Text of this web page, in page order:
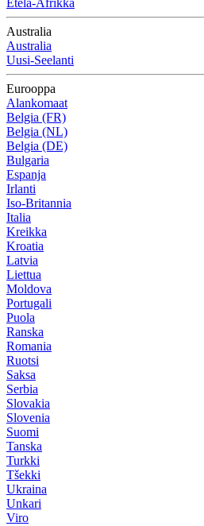
Etelä-Afrikka
Australia
Australia
Uusi-Seelanti
Eurooppa
Alankomaat
Belgia (FR)
Belgia (NL)
Belgia (DE)
Bulgaria
Espanja
Irlanti
Iso-Britannia
Italia
Kreikka
Kroatia
Latvia
Liettua
Moldova
Portugali
Puola
Ranska
Romania
Ruotsi
Saksa
Serbia
Slovakia
Slovenia
Suomi
Tanska
Turkki
Tšekki
Ukraina
Unkari
Viro